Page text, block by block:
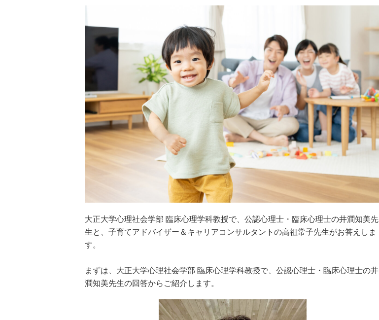
大正大学心理社会学部 臨床心理学科教授で、公認心理士・臨床心理士の井澗知美先
生と、子育てアドバイザー＆キャリアコンサルタントの高祖常子先生がお答えしま
す。
まずは、大正大学心理社会学部 臨床心理学科教授で、公認心理士・臨床心理士の井
澗知美先生の回答からご紹介します。